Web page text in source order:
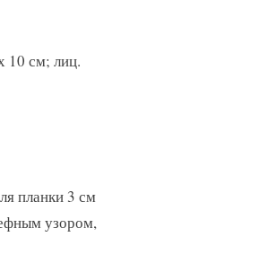
10 см; лиц.
планки 3 см
узором,